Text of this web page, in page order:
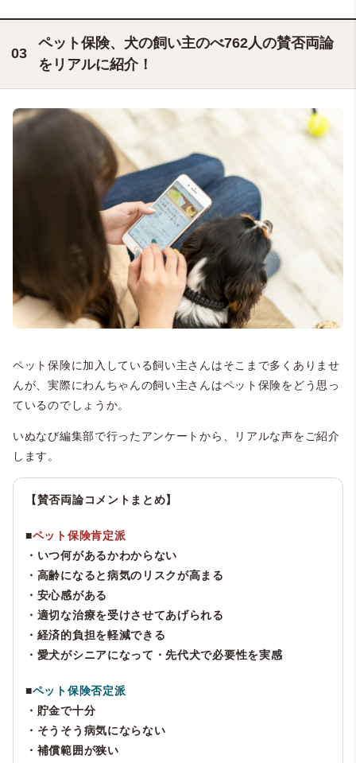
ペット保険、犬の飼い主のべ762人の賛否両論
をリアルに紹介！
ペット保険に加入している飼い主さんはそこまで多くありませ
んが、実際にわんちゃんの飼い主さんはペット保険をどう思っ
ているのでしょうか。
いぬなび編集部で行ったアンケートから、リアルな声をご紹介
します。
【賛否両論コメントまとめ】
■ペット保険肯定派
・いつ何があるかわからない
・高齢になると病気のリスクが高まる
・安心感がある
・適切な治療を受けさせてあげられる
・経済的負担を軽減できる
・愛犬がシニアになって・先代犬で必要性を実感
■ペット保険否定派
・貯金で十分
・そうそう病気にならない
・補償範囲が狭い